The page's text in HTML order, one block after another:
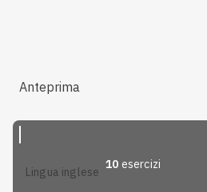
Anteprima
lingua inglese
10 esercizi